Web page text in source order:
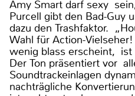
Amy Smart darf sexy
Purcell gibt den Bad-Guy
dazu den Trashfaktor.
Wahl für Action-
wenig blass erscheint, ist
Der Ton präsentiert vor
Soundtrackeinlagen
nachträgliche